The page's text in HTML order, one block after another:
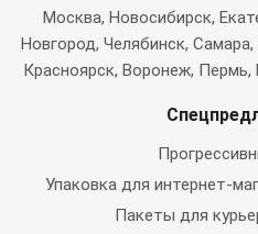
Москва, Новосибирск,
Новгород, Челябинск,
Красноярск, Воронеж, Пермь,
Упаковка для интернет-
Пакеты для